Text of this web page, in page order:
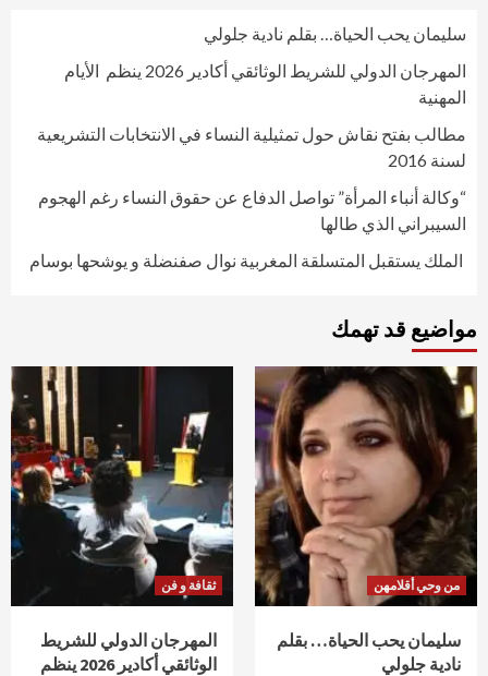
سليمان يحب الحياة… بقلم نادية جلولي
المهرجان الدولي للشريط الوثائقي أكادير 2026 ينظم الأيام
المهنية
مطالب بفتح نقاش حول تمثيلية النساء في الانتخابات التشريعية
لسنة 2016
“وكالة أنباء المرأة” تواصل الدفاع عن حقوق النساء رغم الهجوم
السيبراني الذي طالها
الملك يستقبل المتسلقة المغربية نوال صفنضلة و يوشحها بوسام
مواضيع قد تهمك
من وحي أقلامهن
سليمان يحب الحياة… بقلم
نادية جلولي
ثقافة و فن
المهرجان الدولي للشريط
الوثائقي أكادير 2026 ينظم